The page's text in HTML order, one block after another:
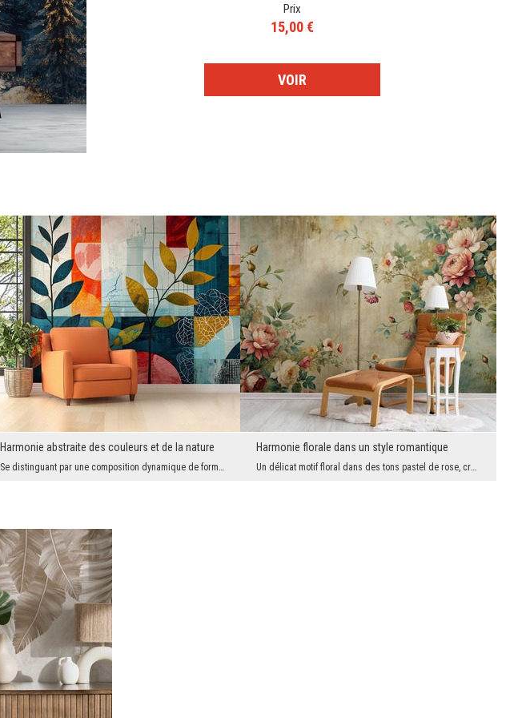
Prix
15,00 €
VOIR
Harmonie abstraite des couleurs et de la nature
Se distinguant par une composition dynamique de formes géométriques et de motifs végétaux, le pap...
Harmonie florale dans un style romantique
Un délicat motif floral dans des tons pastel de rose, crème et vert est une proposition pour les ...